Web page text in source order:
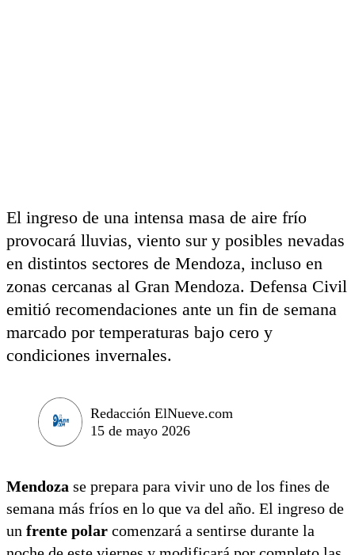
El ingreso de una intensa masa de aire frío
provocará lluvias, viento sur y posibles nevadas
en distintos sectores de Mendoza, incluso en
zonas cercanas al Gran Mendoza. Defensa Civil
emitió recomendaciones ante un fin de semana
marcado por temperaturas bajo cero y
condiciones invernales.
Redacción ElNueve.com
15 de mayo 2026
Mendoza se prepara para vivir uno de los fines de
semana más fríos en lo que va del año. El ingreso de
un frente polar comenzará a sentirse durante la